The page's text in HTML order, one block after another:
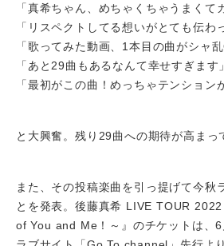
「真希ちゃん、めちゃくちゃうまくて
「リスペクトしてる想いがとても伝わ
「歌ってみた動画、1本目の曲がシャ
「あと29曲もあるなんて幸せすぎます」
「最初がこの曲！めっちゃテンション
と大興奮。残り29曲への期待が高まっ
また、その投稿楽曲を引っ提げて今秋
とを発表。後藤真希 LIVE TOUR
of You and Me！～』のチケットは、